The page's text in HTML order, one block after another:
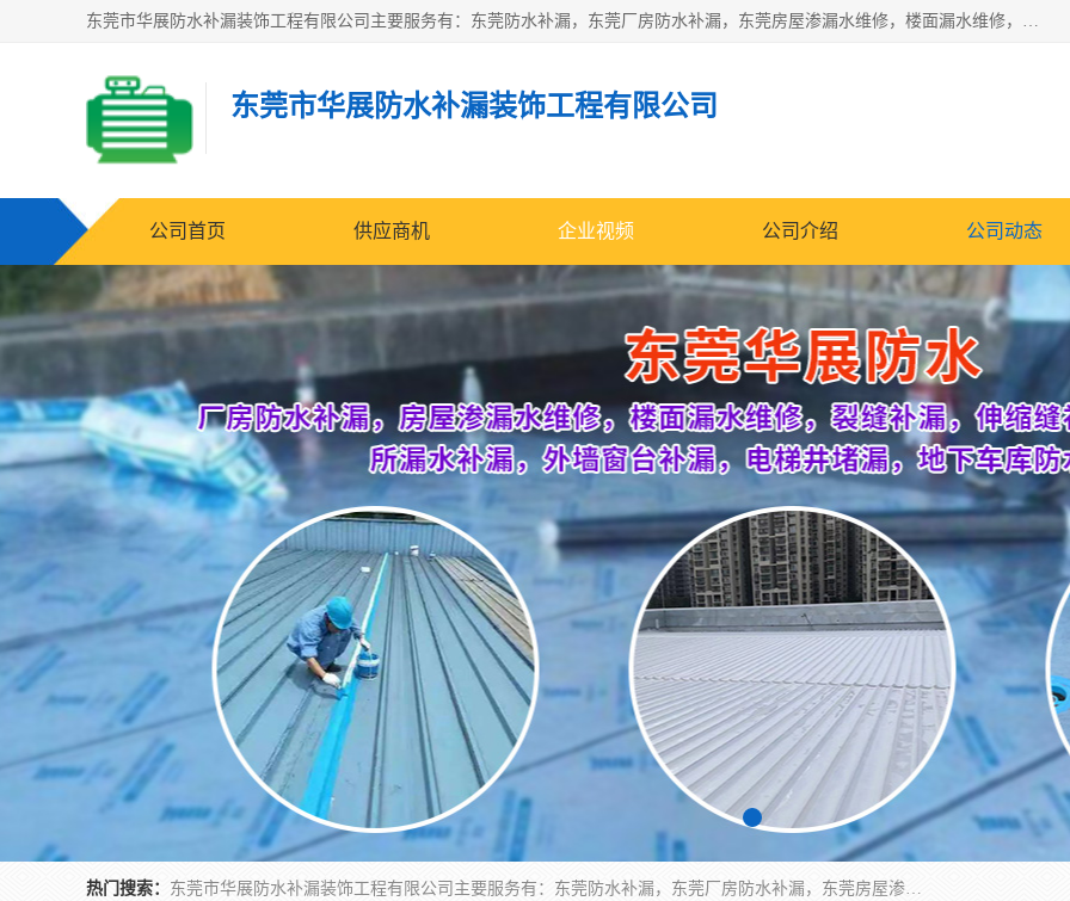
东莞市华展防水补漏装饰工程有限公司主要服务有：东莞防水补漏，东莞厂房防水补漏，东莞房屋渗漏水维修，楼面漏水维修，裂缝补漏，伸缩缝补漏，卫生间防水改造，厕所漏水补漏，外墙窗台补漏，电梯井堵漏，地下车库防水引水工程等
东莞市华展防水补漏装饰工程有限公司
公司首页 供应商机 企业视频 公司介绍 公司动态
热门搜索： 东莞市华展防水补漏装饰工程有限公司主要服务有：东莞防水补漏，东莞厂房防水补漏，东莞房屋渗漏水维修，楼面漏水维修，裂缝补漏，伸缩缝补漏，卫生间防水改造，厕所漏水补漏，外墙窗台补漏，电梯井堵漏，地下车库防水引水工程等